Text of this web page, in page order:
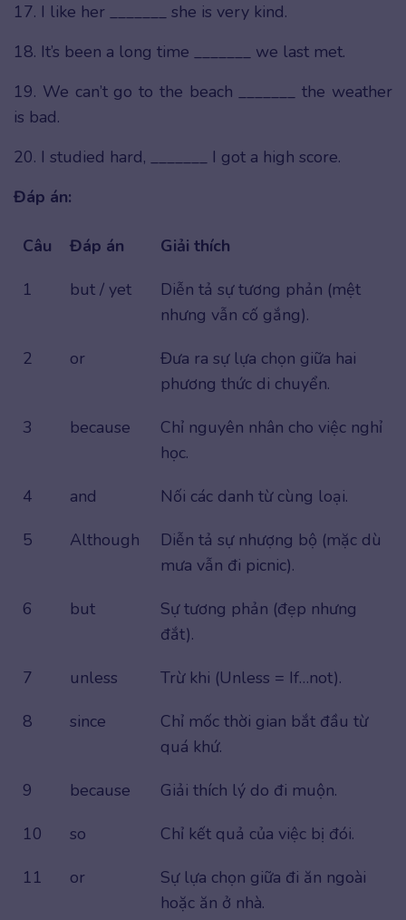
17. I like her _______ she is very kind.
18. It’s been a long time _______ we last met.
19. We can’t go to the beach _______ the weather
is bad.
20. I studied hard, _______ I got a high score.
Đáp án:
Câu Đáp án
Giải thích
1
but / yet
Diễn tả sự tương phản (mệt
nhưng vẫn cố gắng).
2
or
Đưa ra sự lựa chọn giữa hai
phương thức di chuyển.
3
because
Chỉ nguyên nhân cho việc nghỉ
học.
4
and
Nối các danh từ cùng loại.
5
Although
Diễn tả sự nhượng bộ (mặc dù
mưa vẫn đi picnic).
6
but
Sự tương phản (đẹp nhưng
đắt).
7
unless
Trừ khi (Unless = If…not).
8
since
Chỉ mốc thời gian bắt đầu từ
quá khứ.
9
because
Giải thích lý do đi muộn.
10
so
Chỉ kết quả của việc bị đói.
11
or
Sự lựa chọn giữa đi ăn ngoài
hoặc ăn ở nhà.